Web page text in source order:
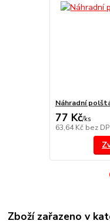
Náhradní
77 Kč/ks
63,64 Kč bez
Zboží zařazeno v